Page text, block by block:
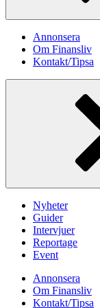
Annonsera
Om Finansliv
Kontakt/Tipsa
Nyheter
Guider
Intervjuer
Reportage
Event
Annonsera
Om Finansliv
Kontakt/Tipsa